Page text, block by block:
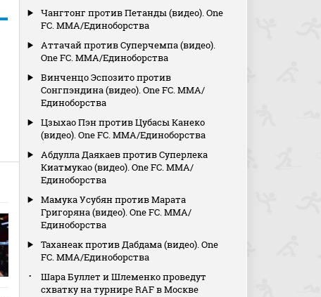
Чангтонг против Петанды (видео). One
FC. MMA/Единоборства
Аттачай против Суперчемпа (видео).
One FC. MMA/Единоборства
Винченцо Эспозито против
Сонгпэндина (видео). One FC. MMA/
Единоборства
Цзыхао Пэн против Цубасы Канеко
(видео). One FC. MMA/Единоборства
Абдулла Даякаев против Суперлека
Киатмукао (видео). One FC. MMA/
Единоборства
Мамука Усубян против Марата
Григоряна (видео). One FC. MMA/
Единоборства
Таханеак против Дабдама (видео). One
FC. MMA/Единоборства
Шара Буллет и Шлеменко проведут
схватку на турнире RAF в Москве